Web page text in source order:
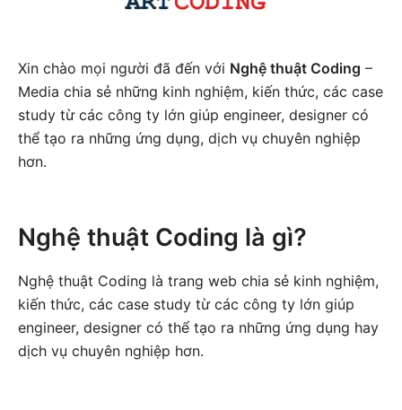
Xin chào mọi người đã đến với Nghệ thuật Coding –
Media chia sẻ những kinh nghiệm, kiến thức, các case
study từ các công ty lớn giúp engineer, designer có
thể tạo ra những ứng dụng, dịch vụ chuyên nghiệp
hơn.
Nghệ thuật Coding là gì?
Nghệ thuật Coding là trang web chia sẻ kinh nghiệm,
kiến thức, các case study từ các công ty lớn giúp
engineer, designer có thể tạo ra những ứng dụng hay
dịch vụ chuyên nghiệp hơn.